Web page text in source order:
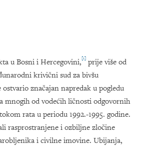
u Bosni i Hercegovini,[1] prije više od
krivični sud za bivšu
značajan napredak u pogledu
mnogih od vodećih ličnosti odgovornih
rata u periodu 1992.-1995. godine.
rasprostranjene i ozbiljne zločine
i civilne imovine. Ubijanja,